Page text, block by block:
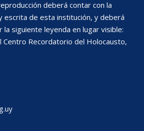
deberá contar con la
escrita de esta institución, y deberá
la siguiente leyenda en lugar visible:
Centro Recordatorio del Holocausto,